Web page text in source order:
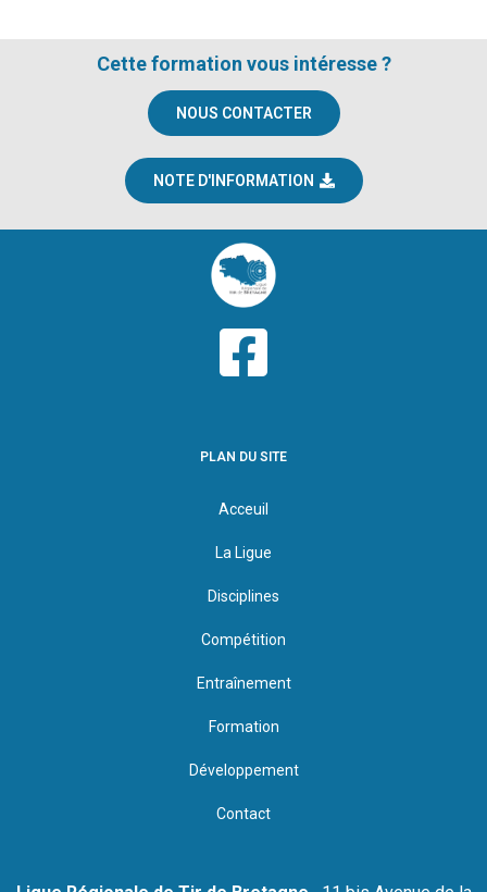
Cette formation vous intéresse ?
NOUS CONTACTER
NOTE D'INFORMATION
PLAN DU SITE
Acceuil
La Ligue
Disciplines
Compétition
Entraînement
Formation
Développement
Contact